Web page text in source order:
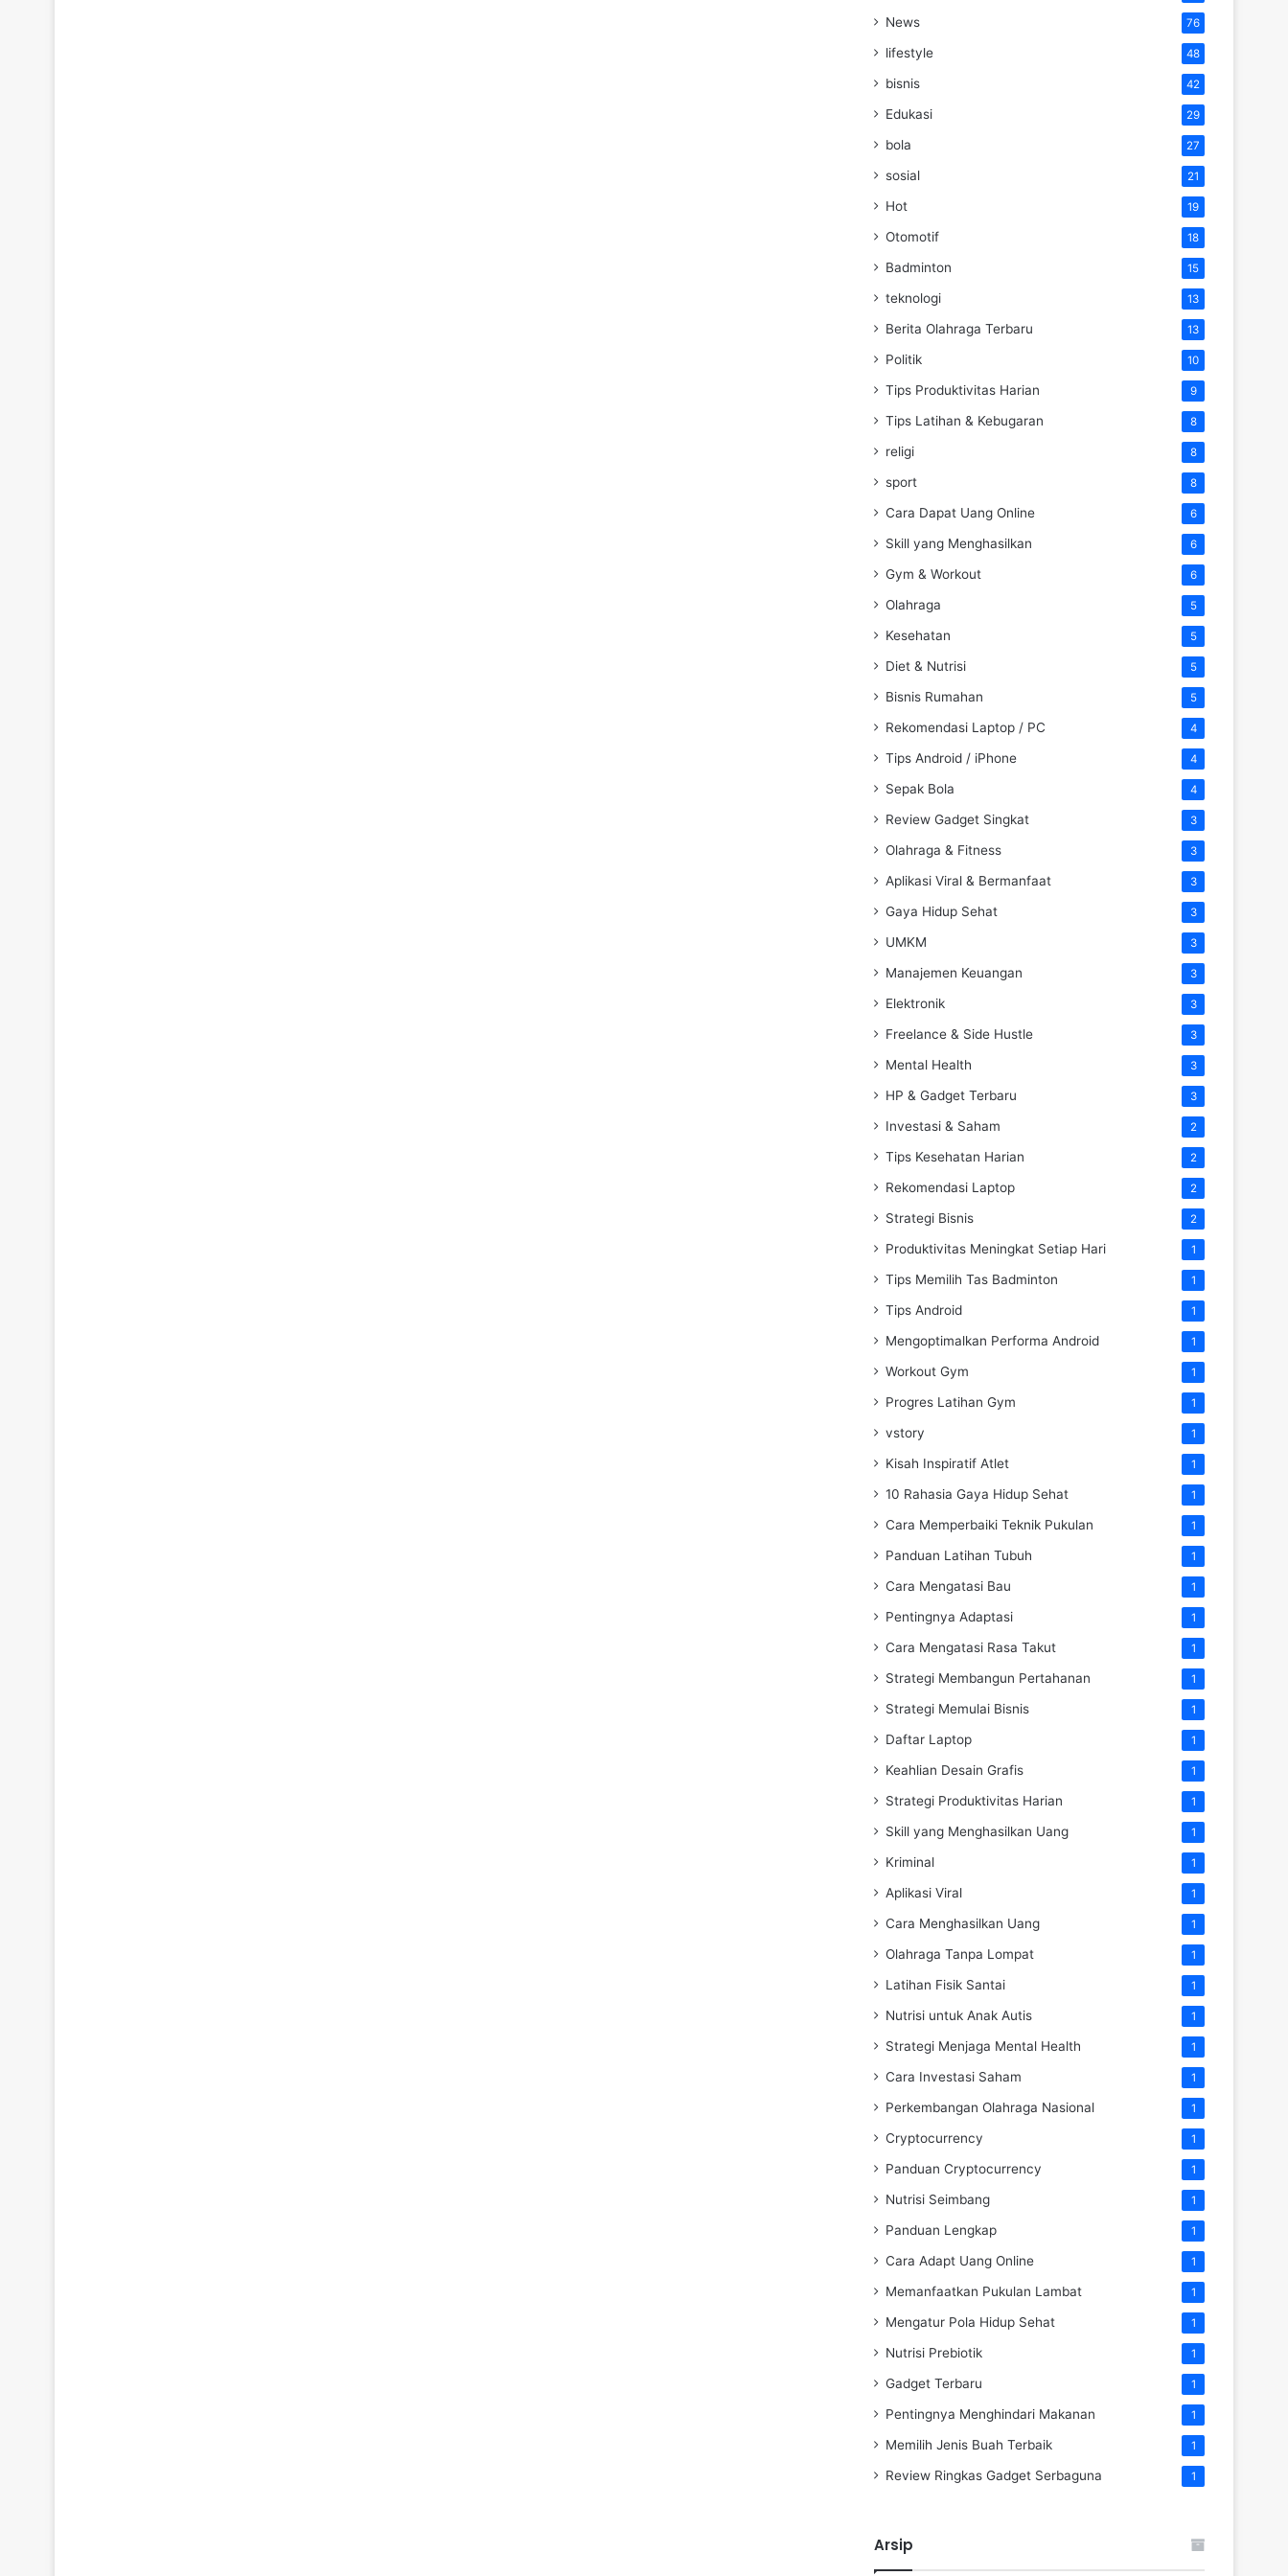
News 76
lifestyle 48
bisnis 42
Edukasi 29
bola 27
sosial 21
Hot 19
Otomotif 18
Badminton 15
teknologi 13
Berita Olahraga Terbaru 13
Politik 10
Tips Produktivitas Harian 9
Tips Latihan & Kebugaran 8
religi 8
sport 8
Cara Dapat Uang Online 6
Skill yang Menghasilkan 6
Gym & Workout 6
Olahraga 5
Kesehatan 5
Diet & Nutrisi 5
Bisnis Rumahan 5
Rekomendasi Laptop / PC 4
Tips Android / iPhone 4
Sepak Bola 4
Review Gadget Singkat 3
Olahraga & Fitness 3
Aplikasi Viral & Bermanfaat 3
Gaya Hidup Sehat 3
UMKM 3
Manajemen Keuangan 3
Elektronik 3
Freelance & Side Hustle 3
Mental Health 3
HP & Gadget Terbaru 3
Investasi & Saham 2
Tips Kesehatan Harian 2
Rekomendasi Laptop 2
Strategi Bisnis 2
Produktivitas Meningkat Setiap Hari 1
Tips Memilih Tas Badminton 1
Tips Android 1
Mengoptimalkan Performa Android 1
Workout Gym 1
Progres Latihan Gym 1
vstory 1
Kisah Inspiratif Atlet 1
10 Rahasia Gaya Hidup Sehat 1
Cara Memperbaiki Teknik Pukulan 1
Panduan Latihan Tubuh 1
Cara Mengatasi Bau 1
Pentingnya Adaptasi 1
Cara Mengatasi Rasa Takut 1
Strategi Membangun Pertahanan 1
Strategi Memulai Bisnis 1
Daftar Laptop 1
Keahlian Desain Grafis 1
Strategi Produktivitas Harian 1
Skill yang Menghasilkan Uang 1
Kriminal 1
Aplikasi Viral 1
Cara Menghasilkan Uang 1
Olahraga Tanpa Lompat 1
Latihan Fisik Santai 1
Nutrisi untuk Anak Autis 1
Strategi Menjaga Mental Health 1
Cara Investasi Saham 1
Perkembangan Olahraga Nasional 1
Cryptocurrency 1
Panduan Cryptocurrency 1
Nutrisi Seimbang 1
Panduan Lengkap 1
Cara Adapt Uang Online 1
Memanfaatkan Pukulan Lambat 1
Mengatur Pola Hidup Sehat 1
Nutrisi Prebiotik 1
Gadget Terbaru 1
Pentingnya Menghindari Makanan 1
Memilih Jenis Buah Terbaik 1
Review Ringkas Gadget Serbaguna 1
Arsip